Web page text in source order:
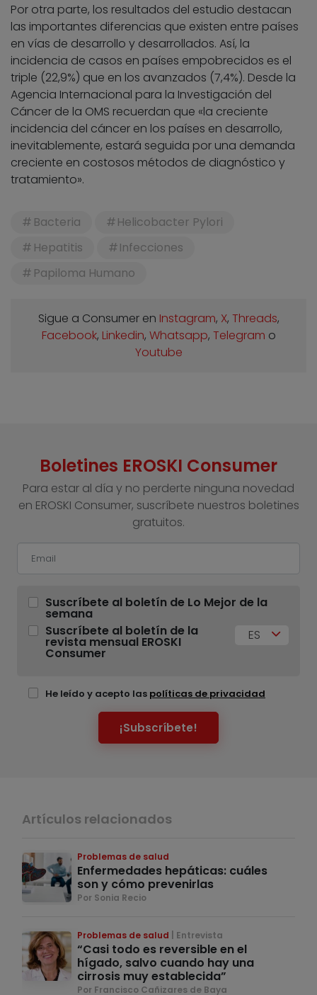
Por otra parte, los resultados del estudio destacan
las importantes diferencias que existen entre países
en vías de desarrollo y desarrollados. Así, la
incidencia de casos en países empobrecidos es el
triple (22,9%) que en los avanzados (7,4%). Desde la
Agencia Internacional para la Investigación del
Cáncer de la OMS recuerdan que «la creciente
incidencia del cáncer en los países en desarrollo,
inevitablemente, estará seguida por una demanda
creciente en costosos métodos de diagnóstico y
tratamiento».
Bacteria
Helicobacter Pylori
Hepatitis
Infecciones
Papiloma Humano
Sigue a Consumer en Instagram, X, Threads,
Facebook, Linkedin, Whatsapp, Telegram o
Youtube
Boletines EROSKI Consumer
Para estar al día y no perderte ninguna novedad
en EROSKI Consumer, suscríbete nuestros boletines
gratuitos.
Suscríbete al boletín de Lo Mejor de la
semana
Suscríbete al boletín de la
revista mensual EROSKI
Consumer
ES
He leído y acepto las políticas de privacidad
¡Subscríbete!
Artículos relacionados
Problemas de salud
Enfermedades hepáticas: cuáles
son y cómo prevenirlas
Por Sonia Recio
Problemas de salud Entrevista
“Casi todo es reversible en el
hígado, salvo cuando hay una
cirrosis muy establecida”
Por Francisco Cañizares de Baya